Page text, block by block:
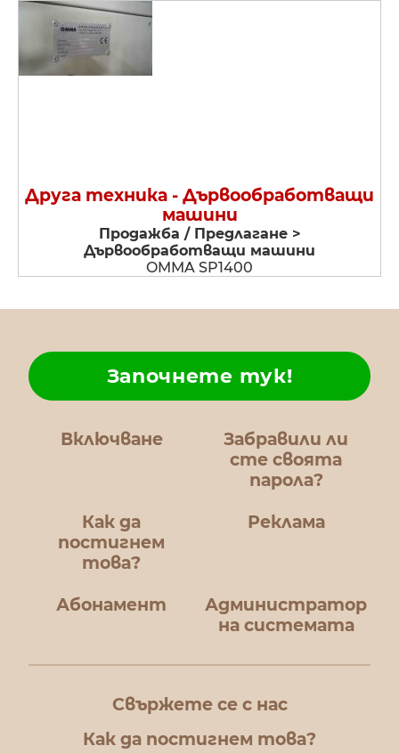
Друга техника - Дървообработващи
машини
Продажба / Предлагане >
Дървообработващи машини
OMMA SP1400
Включване
Забравили ли
сте своята
парола?
Как да
постигнем
това?
Започнете тук!
Реклама
Абонамент
Администратор
на системата
Свържете се с нас
Как да постигнем това?